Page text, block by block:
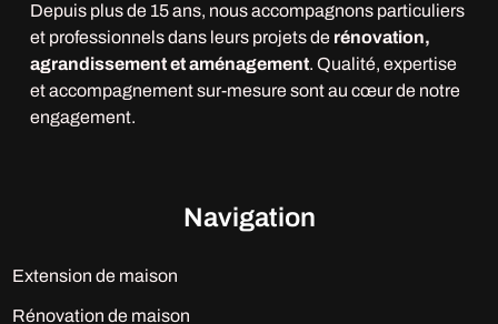
Depuis plus de 15 ans, nous accompagnons particuliers
et professionnels dans leurs projets de rénovation,
agrandissement et aménagement. Qualité, expertise
et accompagnement sur-mesure sont au cœur de notre
engagement.
Navigation
Extension de maison
Rénovation de maison